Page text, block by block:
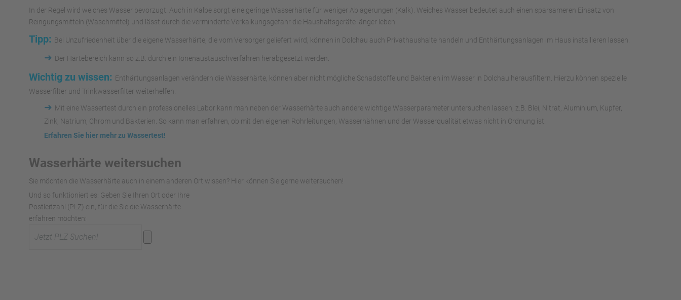
In der Regel wird weiches Wasser bevorzugt. Auch in Kalbe sorgt eine geringe Wasserhärte für weniger Ablagerungen (Kalk). Weiches Wasser bedeutet auch einen sparsameren Einsatz von
Reingungsmitteln (Waschmittel) und lässt durch die verminderte Verkalkungsgefahr die Haushaltsgeräte länger leben.
Tipp: Bei Unzufriedenheit über die eigene Wasserhärte, die vom Versorger geliefert wird, können in Dolchau auch Privathaushalte handeln und Enthärtungsanlagen im Haus installieren lassen.
➜ Der Härtebereich kann so z.B. durch ein Ionenaustauschverfahren herabgesetzt werden.
Wichtig zu wissen: Enthärtungsanlagen verändern die Wasserhärte, können aber nicht mögliche Schadstoffe und Bakterien im Wasser in Dolchau herausfiltern. Hierzu können spezielle
Wasserfilter und Trinkwasserfilter weiterhelfen.
➜ Mit eine Wassertest durch ein professionelles Labor kann man neben der Wasserhärte auch andere wichtige Wasserparameter untersuchen lassen, z.B. Blei, Nitrat, Aluminium, Kupfer,
Zink, Natrium, Chrom und Bakterien. So kann man erfahren, ob mit den eigenen Rohrleitungen, Wasserhähnen und der Wasserqualität etwas nicht in Ordnung ist.
Erfahren Sie hier mehr zu Wassertest!
Wasserhärte weitersuchen
Sie möchten die Wasserhärte auch in einem anderen Ort wissen? Hier können Sie gerne weitersuchen!
Und so funktioniert es: Geben Sie Ihren Ort oder Ihre
Postleitzahl (PLZ) ein, für die Sie die Wasserhärte
erfahren möchten: